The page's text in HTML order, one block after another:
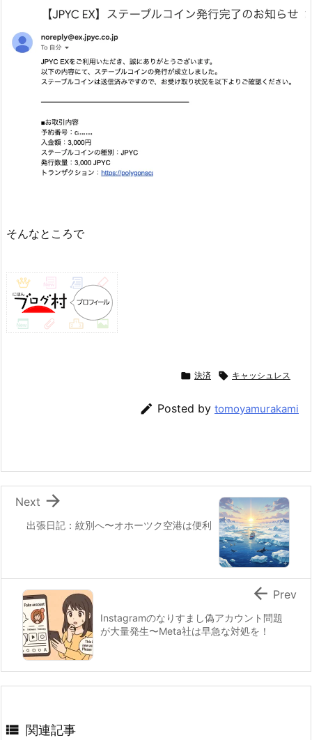
そんなところで
 決済  キャッシュレス
 Posted by tomoyamurakami
出張日記：紋別へ〜オホーツク空港は便利

Next
Instagramのなりすまし偽アカウント問題
が大量発生〜Meta社は早急な対処を！
 Prev
 関連記事